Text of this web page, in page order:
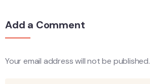
Add a Comment
Your email address will not be published.